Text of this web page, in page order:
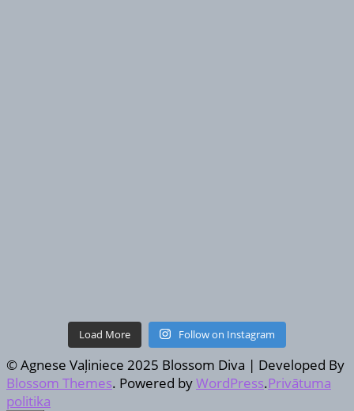
Load More Follow on Instagram
© Agnese Vaļiniece 2025 Blossom Diva | Developed By
Blossom Themes. Powered byWordPress.Privātuma
politika